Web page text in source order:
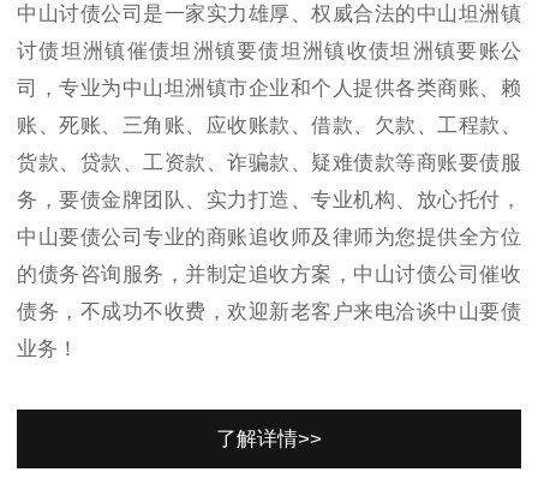
中山讨债公司是一家实力雄厚、权威合法的中山坦洲镇
讨债坦洲镇催债坦洲镇要债坦洲镇收债坦洲镇要账公
司，专业为中山坦洲镇市企业和个人提供各类商账、赖
账、死账、三角账、应收账款、借款、欠款、工程款、
货款、贷款、工资款、诈骗款、疑难债款等商账要债服
务，要债金牌团队、实力打造、专业机构、放心托付，
中山要债公司专业的商账追收师及律师为您提供全方位
的债务咨询服务，并制定追收方案，中山讨债公司催收
债务，不成功不收费，欢迎新老客户来电洽谈中山要债
业务！
了解详情>>